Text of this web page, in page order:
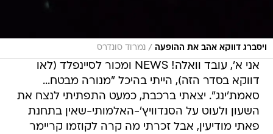
ויסברג דווקא אהב את ההופעה / נמרוד סונדרס
אני א', עובד וואלה! NEWS ומכור לסיינפלד (לאו
דווקא בסדר הזה), הייתי בהיכל "מנורה מבטח...
סאמת'ינג". יצאתי ברכבת, כמעט התפתיתי לנצח את
השעון ולעוט על הסנדוויץ'-האלמותי-שאין בתחנת
פאתי מודיעין, אבל זכרתי מה קרה לקוזמו קריימר